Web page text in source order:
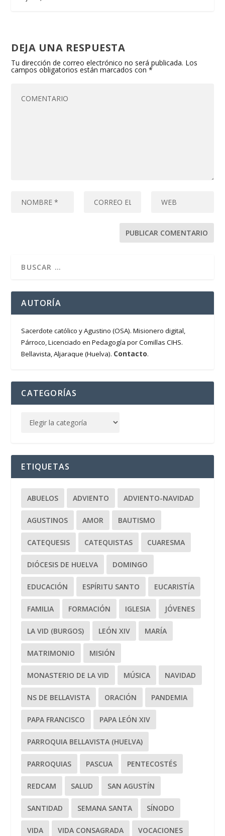
DEJA UNA RESPUESTA
Tu dirección de correo electrónico no será publicada. Los
campos obligatorios están marcados con*
AUTORÍA
Sacerdote católico y Agustino (OSA). Misionero digital,
Párroco, Licenciado en Pedagogía por Comillas CIHS.
Bellavista, Aljaraque (Huelva). Contacto.
CATEGORÍAS
ETIQUETAS
ABUELOS ADVIENTO ADVIENTO-NAVIDAD
AGUSTINOS AMOR BAUTISMO
CATEQUESIS CATEQUISTAS CUARESMA
DIÓCESIS DE HUELVA DOMINGO
EDUCACIÓN ESPÍRITU SANTO EUCARISTÍA
FAMILIA FORMACIÓN IGLESIA JÓVENES
LA VID (BURGOS) LEÓN XIV MARÍA
MATRIMONIO MISIÓN
MONASTERIO DE LA VID MÚSICA NAVIDAD
NS DE BELLAVISTA ORACIÓN PANDEMIA
PAPA FRANCISCO PAPA LEÓN XIV
PARROQUIA BELLAVISTA (HUELVA)
PARROQUIAS PASCUA PENTECOSTÉS
REDCAM SALUD SAN AGUSTÍN
SANTIDAD SEMANA SANTA SÍNODO
VIDA VIDA CONSAGRADA VOCACIONES